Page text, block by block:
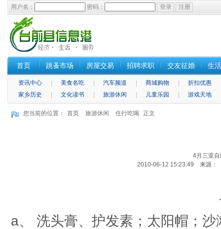
用户名： 密码：
首页 跳蚤市场 房屋交易 招聘求职 交友征婚 生
资讯中心 美食名吃 汽车频道 商城购物
折扣优惠
家乡历史
文化读书 旅游休闲 儿童乐园 游戏天地
您当前的位置： 首页 旅游休闲 住行吃喝 正文
4月三亚
2010-06-12 15:23:49 来源：
a、 洗头膏、护发素；太阳帽；